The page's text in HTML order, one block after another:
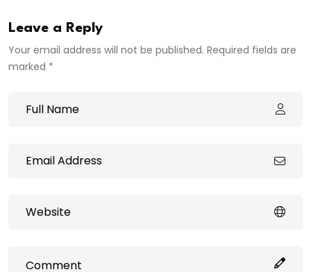
Leave a Reply
Your email address will not be published. Required fields are
marked *